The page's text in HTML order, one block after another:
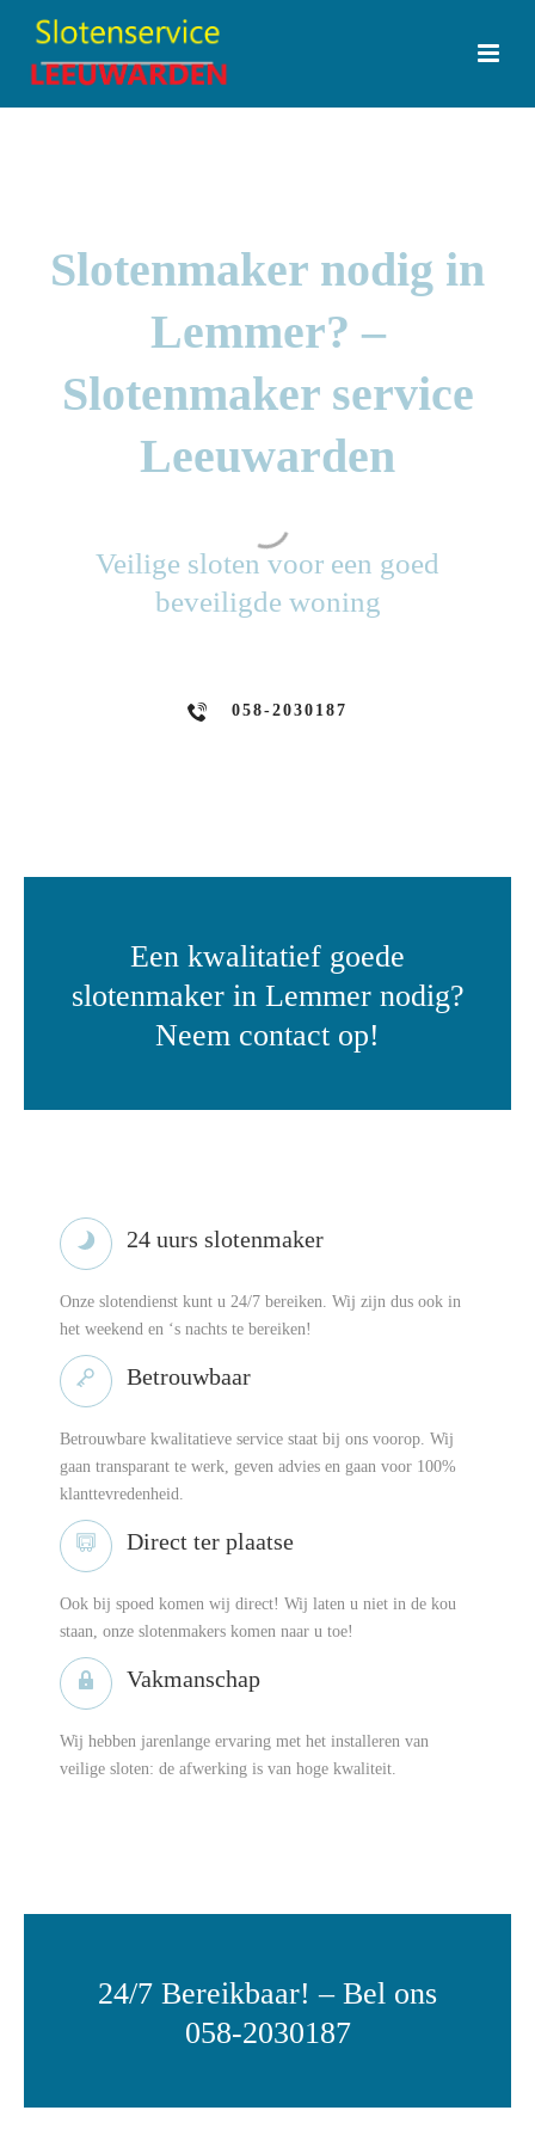
Slotenmaker nodig in
Lemmer? –
Slotenmaker service
Leeuwarden
Veilige sloten voor een goed
beveiligde woning
058-2030187
Een kwalitatief goede
slotenmaker in Lemmer nodig?
Neem contact op!
24 uurs slotenmaker
Onze slotendienst kunt u 24/7 bereiken. Wij zijn dus ook in
het weekend en ‘s nachts te bereiken!
Betrouwbaar
Betrouwbare kwalitatieve service staat bij ons voorop. Wij
gaan transparant te werk, geven advies en gaan voor 100%
klanttevredenheid.
Direct ter plaatse
Ook bij spoed komen wij direct! Wij laten u niet in de kou
staan, onze slotenmakers komen naar u toe!
Vakmanschap
Wij hebben jarenlange ervaring met het installeren van
veilige sloten: de afwerking is van hoge kwaliteit.
24/7 Bereikbaar! – Bel ons
058-2030187